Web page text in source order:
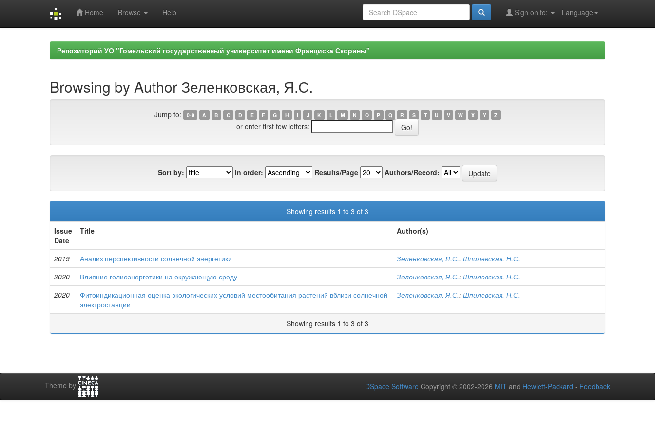
Home Browse Help Language
Sign on to:
Репозиторий УО "Гомельский государственный университет имени Франциска Скорины"
Browsing by Author Зеленковская, Я.С.
Jump to: 0-9 A B C D E F G H I J K L M N O P Q R S T U V W X Y Z
or enter first few letters:
Sort by: In order: Results/Page Authors/Record:
Showing results 1 to 3 of 3
Issue
Date
Title Author(s)
2019 Анализ перспективности солнечной энергетики Зеленковская, Я.С.; Шпилевская, Н.С.
2020
Влияние гелиоэнергетики на окружающую среду Зеленковская, Я.С.; Шпилевская, Н.С.
2020
Фитоиндикационная оценка экологических условий местообитания растений вблизи солнечной
электростанции
Зеленковская, Я.С.; Шпилевская, Н.С.
Showing results 1 to 3 of 3
Theme by DSpace Software Copyright © 2002-2026 MIT and Hewlett-Packard - Feedback